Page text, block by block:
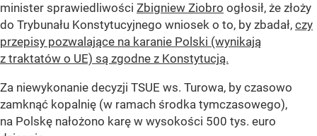
minister sprawiedliwości Zbigniew Ziobro ogłosił, że złoży
do Trybunału Konstytucyjnego wniosek o to, by zbadał, czy
przepisy pozwalające na karanie Polski (wynikają
z traktatów o UE) są zgodne z Konstytucją.
Za niewykonanie decyzji TSUE ws. Turowa, by czasowo
zamknąć kopalnię (w ramach środka tymczasowego),
na Polskę nałożono karę w wysokości 500 tys. euro